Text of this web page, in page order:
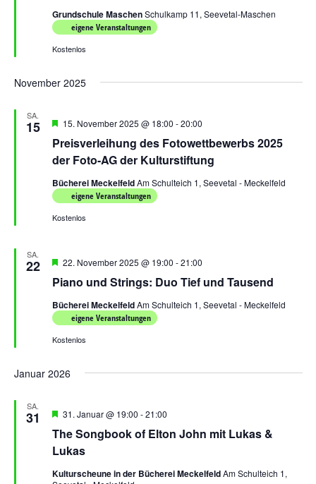
Grundschule MaschenSchulkamp 11, Seevetal-Maschen
eigene Veranstaltungen
Kostenlos
November 2025
SA.
15
Preisverleihung des Fotowettbewerbs 2025
der Foto-AG der Kulturstiftung
Hervorgehoben
15. November 2025 @ 18:00 -20:00
Bücherei MeckelfeldAm Schulteich 1, Seevetal - Meckelfeld
eigene Veranstaltungen
Kostenlos
SA.
22
Piano und Strings: Duo Tief und Tausend
Hervorgehoben
22. November 2025 @ 19:00 -21:00
Bücherei MeckelfeldAm Schulteich 1, Seevetal - Meckelfeld
eigene Veranstaltungen
Kostenlos
Januar 2026
SA.
31
The Songbook of Elton John mit Lukas &
Lukas
Hervorgehoben
31. Januar @ 19:00 -21:00
Kulturscheune in der Bücherei MeckelfeldAm Schulteich 1,